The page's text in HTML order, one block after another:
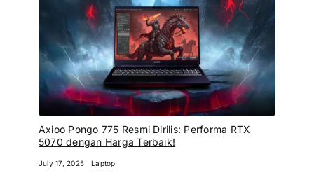
Axioo Pongo 775 Resmi Dirilis: Performa RTX
5070 dengan Harga Terbaik!
July 17, 2025 Laptop